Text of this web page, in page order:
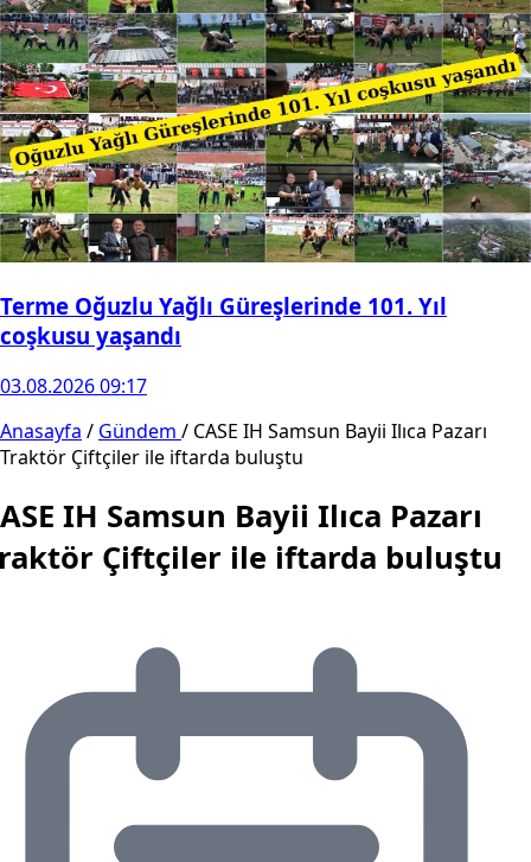
Terme Oğuzlu Yağlı Güreşlerinde 101. Yıl
coşkusu yaşandı
03.08.2026 09:17
Anasayfa / Gündem / CASE IH Samsun Bayii Ilıca Pazarı
Traktör Çiftçiler ile iftarda buluştu
IH Samsun Bayii Ilıca Pazarı
Çiftçiler ile iftarda buluştu